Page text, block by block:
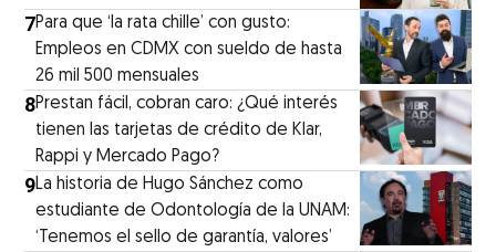
7Para que ‘la rata chille’ con gusto:
Empleos en CDMX con sueldo de hasta
26 mil 500 mensuales
8Prestan fácil, cobran caro: ¿Qué interés
tienen las tarjetas de crédito de Klar,
Rappi y Mercado Pago?
9La historia de Hugo Sánchez como
estudiante de Odontología de la UNAM:
‘Tenemos el sello de garantía, valores’